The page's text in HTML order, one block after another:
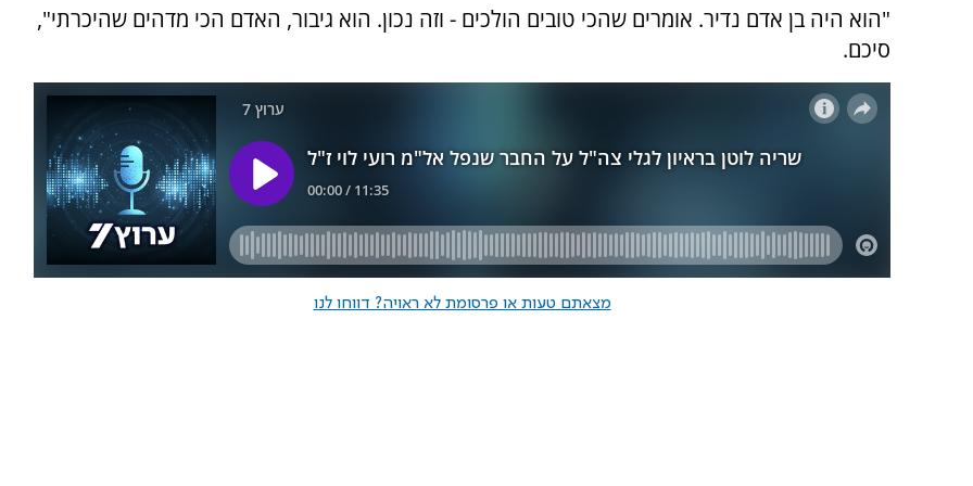
"הוא היה בן אדם נדיר. אומרים שהכי טובים הולכים - וזה נכון. הוא גיבור, האדם הכי מדהים שהיכרתי",
סיכם.
מצאתם טעות או פרסומת לא ראויה? דווחו לנו